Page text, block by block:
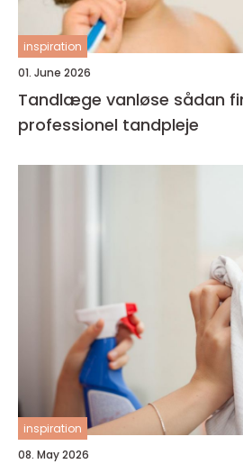
inspiration
01. June 2026
Tandlæge vanløse sådan finder du tryg og
professionel tandpleje
inspiration
08. May 2026